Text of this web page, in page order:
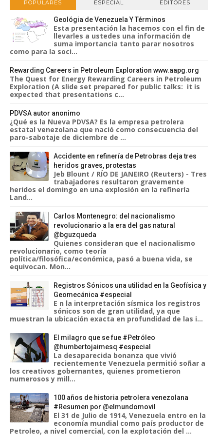
POPULARES ESPECIAL EDITORES
Geológia de Venezuela Y Términos
Esta presentación la hacemos con el fin de
llevarles a ustedes una información de
suma importancia tanto parar nosotros
como para la soci...
Rewarding Careers in Petroleum Exploration www.aapg.org
The Quest for Energy Rewarding Careers in Petroleum
Exploration (A slide set prepared for public talks: it is
expected that presentations c...
PDVSA autor anonimo
¿Qué es la Nueva PDVSA? Es la empresa petrolera
estatal venezolana que nació como consecuencia del
paro-sabotaje de diciembre de ...
Accidente en refinería de Petrobras deja tres
heridos graves, protestas
Jeb Blount / RÍO DE JANEIRO (Reuters) - Tres
trabajadores resultaron gravemente
heridos el domingo en una explosión en la refinería
Land...
Carlos Montenegro: del nacionalismo
revolucionario a la era del gas natural
@bguzqueda
Quienes consideran que el nacionalismo
revolucionario, como teoría
política/filosófica/económica, pasó a buena vida, se
equivocan. Mon...
Registros Sónicos una utilidad en la Geofísica y
Geomecánica #especial
E n la interpretación sísmica los registros
sónicos son de gran utilidad, ya que
muestran la ubicación exacta en profundidad de las i...
El milagro que se fue #Petróleo
@humbertojaimesq #especial
La desaparecida bonanza que vivió
recientemente Venezuela permitió soñar a
los creativos gobernantes, quienes prometieron
numerosos y mill...
100 años de historia petrolera venezolana
#Resumen por @elmundomovil
El 31 de Julio de 1914, Venezuela entro en la
economía mundial como país productor de
Petroleo, a nivel comercial, con la explotación del ...